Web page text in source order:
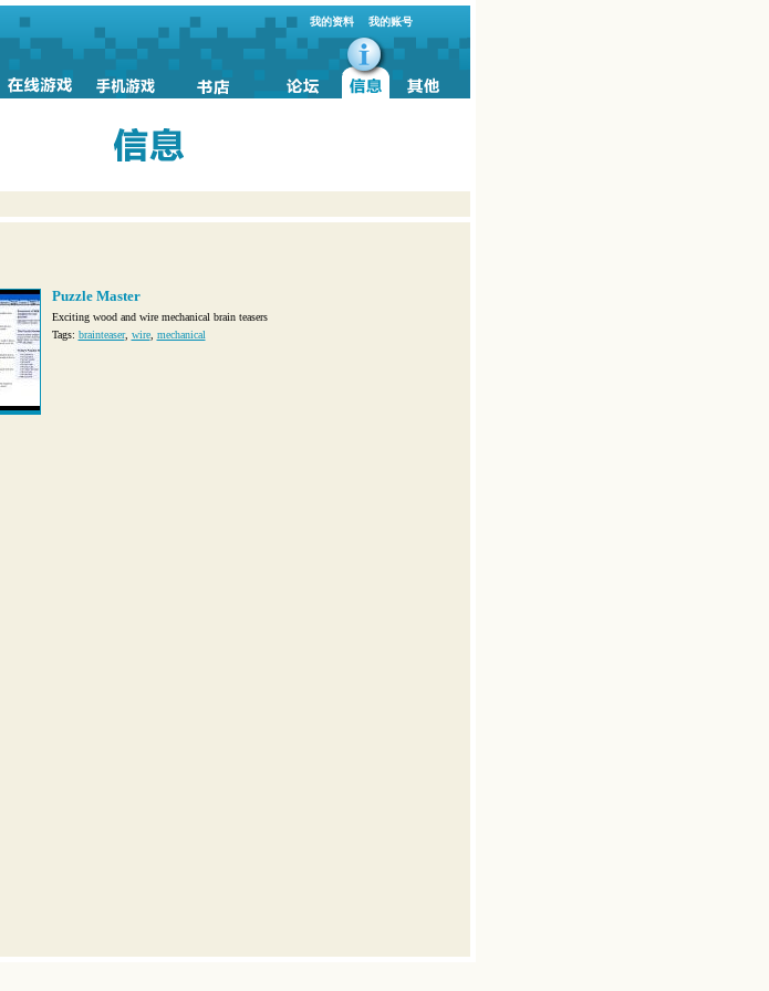
我的资料 我的账号
Puzzle Master
Exciting wood and wire mechanical brain teasers
Tags: brainteaser, wire, mechanical